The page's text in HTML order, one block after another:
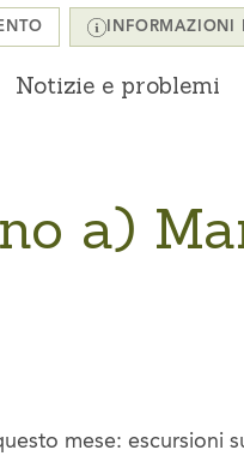
Notizie e problemi
INFORMAZIONI
a)
mese: escursioni